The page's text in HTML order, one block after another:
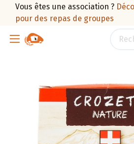
Vous êtes une association ?
pour des repas de groupes